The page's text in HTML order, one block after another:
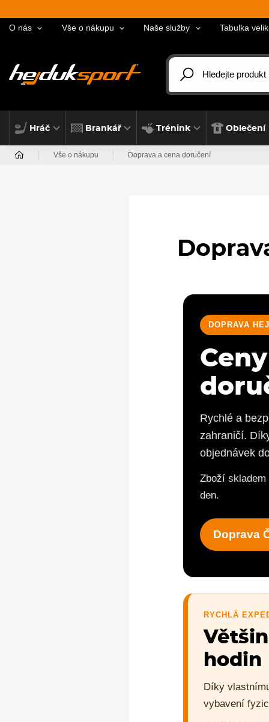
O nás Vše o nákupu Naše služby Tabulka
Hráč Brankář Trénink Oblečení
Vše o nákupu Doprava a cena doručení
DOPRAVA
Rychlé a
zahraničí.
objednávek
Zboží
den.
Doprava
RYCHLÁ
hodin
Díky
vybavení